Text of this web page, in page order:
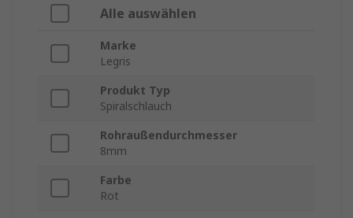
Alle auswählen
Marke
Legris
Produkt Typ
Spiralschlauch
Rohraußendurchmesser
8mm
Farbe
Rot